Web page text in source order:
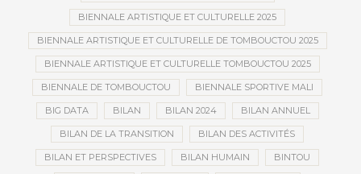
BIENNALE ARTISTIQUE ET CULTURELLE 2025
BIENNALE ARTISTIQUE ET CULTURELLE DE TOMBOUCTOU 2025
BIENNALE ARTISTIQUE ET CULTURELLE TOMBOUCTOU 2025
BIENNALE DE TOMBOUCTOU BIENNALE SPORTIVE MALI
BIG DATA BILAN BILAN 2024 BILAN ANNUEL
BILAN DE LA TRANSITION BILAN DES ACTIVITÉS
BILAN ET PERSPECTIVES BILAN HUMAIN BINTOU